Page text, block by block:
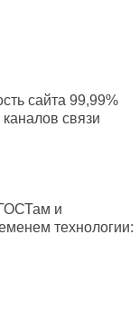
сайта 99,99%
связи
и
технологии: